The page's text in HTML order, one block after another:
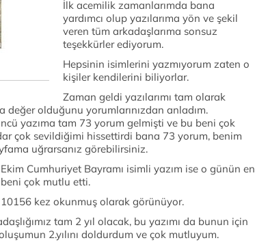
İlk acemilik zamanlarımda bana
yardımcı olup yazılarıma yön ve şekil
veren tüm arkadaşlarıma sonsuz
teşekkürler ediyorum.
Hepsinin isimlerini yazmıyorum zaten o
kişiler kendilerini biliyorlar.
Zaman geldi yazılarımı tam olarak
olduğunu yorumlarınızdan anladım.
yazıma tam 73 yorum gelmişti ve bu beni çok
çok sevildiğimi hissettirdi bana 73 yorum, benim
uğrarsanız görebilirsiniz.
Cumhuriyet Bayramı isimli yazım ise o günün en
çok mutlu etti.
10156 kez okunmuş olarak görünüyor.
tam 2 yıl olacak, bu yazımı da bunun için
2.yılını doldurdum ve çok mutluyum.